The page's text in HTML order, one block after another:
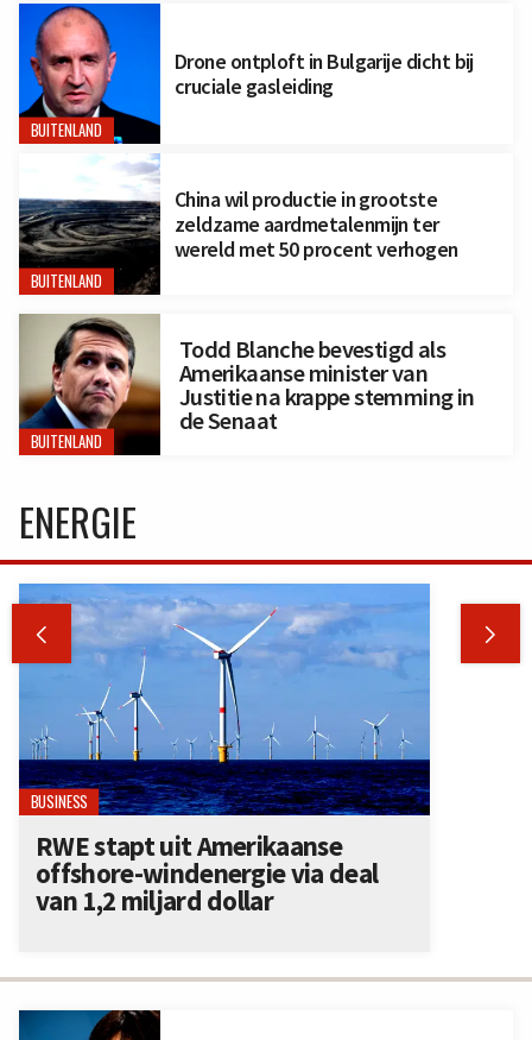
BUITENLAND
Drone ontploft in Bulgarije dicht bij
cruciale gasleiding
BUITENLAND
China wil productie in grootste
zeldzame aardmetalenmijn ter
wereld met 50 procent verhogen
BUITENLAND
Todd Blanche bevestigd als
Amerikaanse minister van
Justitie na krappe stemming in
de Senaat
ENERGIE
 
BUSINESS
RWE stapt uit Amerikaanse
offshore-windenergie via deal
van 1,2 miljard dollar